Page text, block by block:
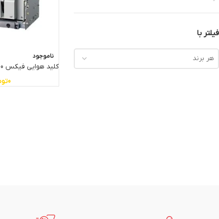
فیلتر با
هر برند ناموجود
کلید هوایی فیکس 3200 آمپر LS
0